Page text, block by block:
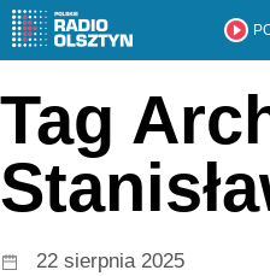
Tag
22 sierpnia 2025